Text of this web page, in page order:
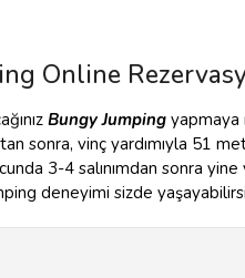
Online
Bungy Jumping yapmaya
sonra, vinç yardımıyla 51
3-4 salınımdan sonra
deneyimi sizde